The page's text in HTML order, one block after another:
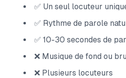
✅ Un seul locuteur
✅ Rythme de parole
✅ 10-30 secondes de
❌ Musique de fond ou
❌ Plusieurs locuteurs